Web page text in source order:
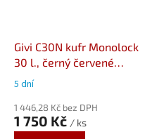
Givi C30N kufr Monolock
30 l., černý červené
odrazky
5 dní
1 446,28 Kč bez DPH
1 750 Kč / ks